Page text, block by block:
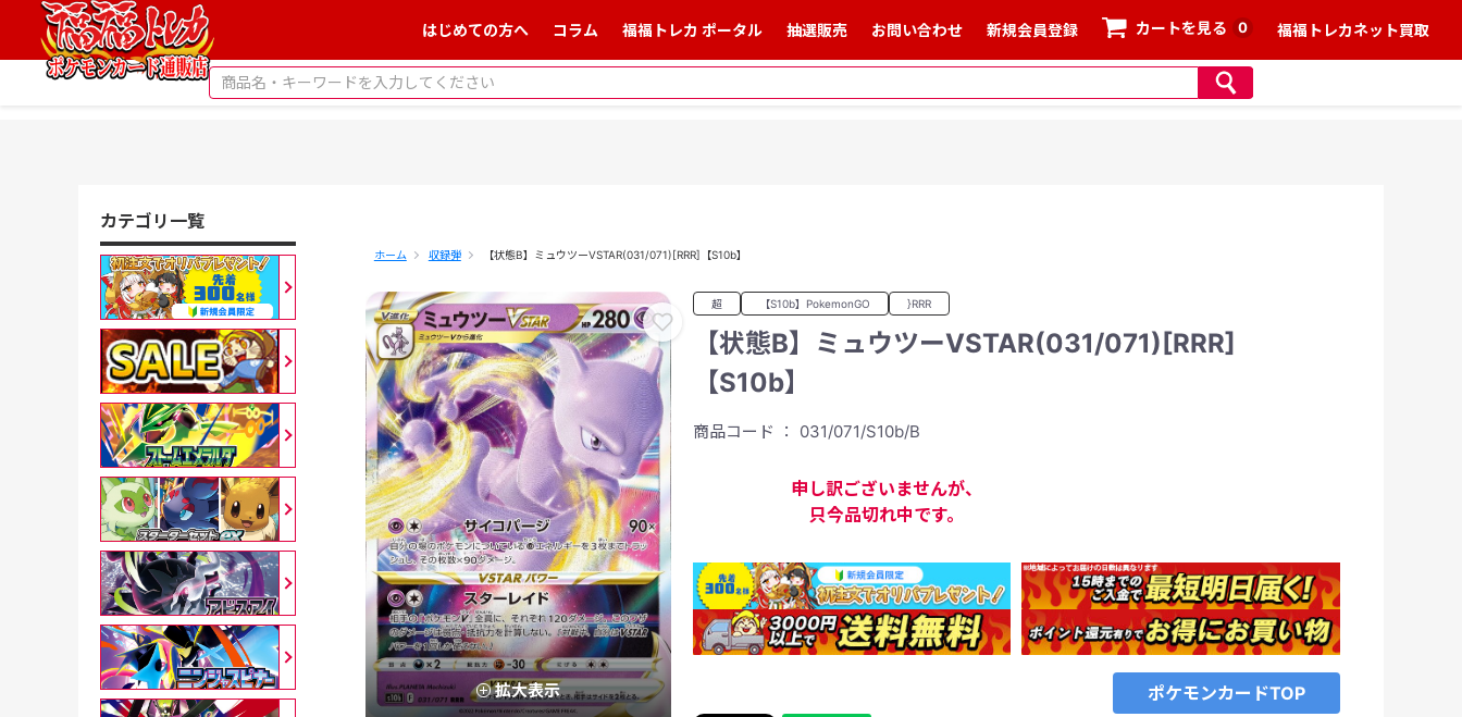
はじめての方へ コラム 福福トレカ ポータル 抽選販売 お問い合わせ 新規会員登録 カートを見る 0 福福トレカネット買取
ホーム 収録弾 【状態B】ミュウツーVSTAR(031/071)[RRR]【S10b】
拡大表示
超 【S10b】PokemonGO }RRR
【状態B】ミュウツーVSTAR(031/071)[RRR]
【S10b】
商品コード ： 031/071/S10b/B
申し訳ございませんが、
只今品切れ中です。
ポケモンカードTOP
カテゴリ一覧